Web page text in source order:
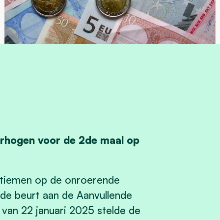
voor de 2de maal op
op de onroerende
beurt aan de Aanvullende
22 januari 2025 stelde de